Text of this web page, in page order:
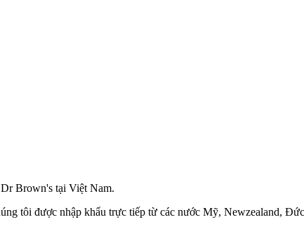
Brown's tại Việt Nam.
tôi được nhập khẩu trực tiếp từ các nước Mỹ, Newzealand,